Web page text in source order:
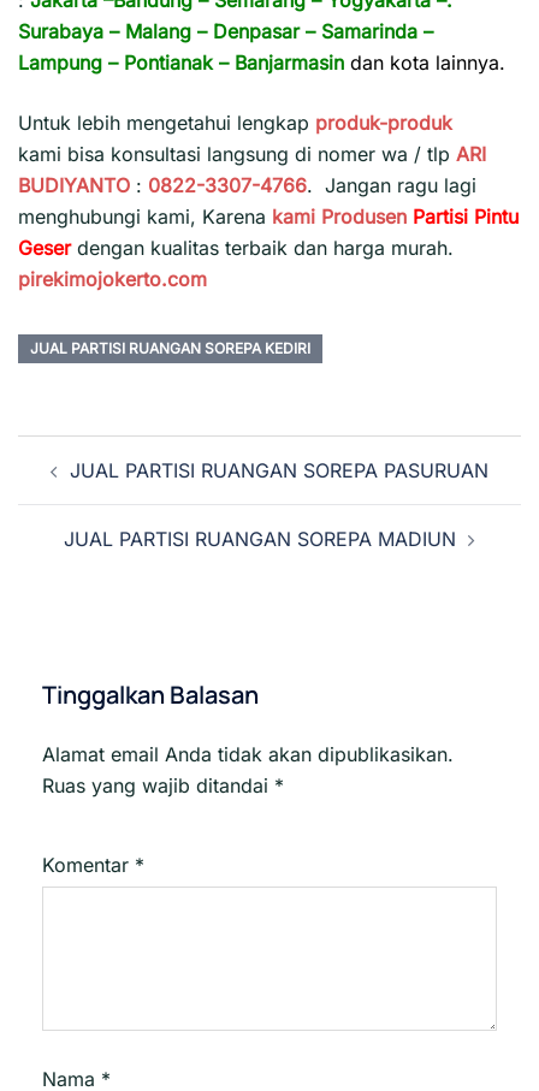
Surabaya – Malang – Denpasar– Samarinda –
Lampung – Pontianak – Banjarmasin dan kota lainnya.
Untuk lebih mengetahui lengkap produk-produk
kami bisa konsultasi langsung di nomer wa / tlp ARI
BUDIYANTO : 0822-3307-4766. Jangan ragu lagi
menghubungi kami, Karena kami Produsen Partisi Pintu
Geser dengan kualitas terbaik dan harga murah.
pirekimojokerto.com
JUAL PARTISI RUANGAN SOREPA KEDIRI
Navigasi
Tulisan
JUAL PARTISI RUANGAN SOREPA PASURUAN
JUAL PARTISI RUANGAN SOREPA MADIUN
Tinggalkan Balasan
Alamat email Anda tidak akan dipublikasikan.
Ruas yang wajib ditandai *
Komentar *
Nama *